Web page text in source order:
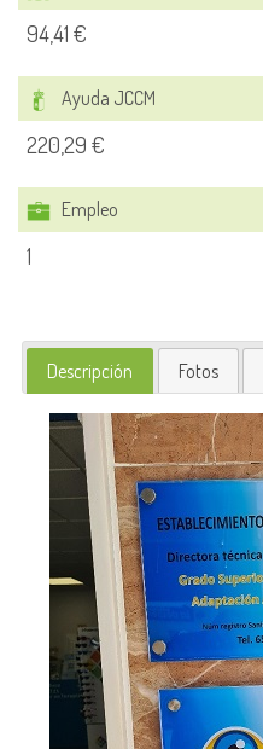
94,41 €
Ayuda JCCM
220,29 €
Empleo
1
Descripción Fotos